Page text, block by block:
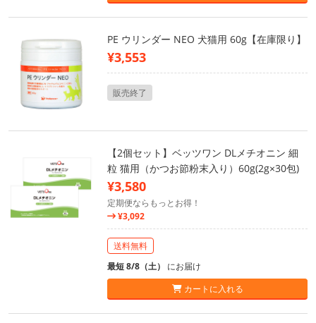
PE ウリンダー NEO 犬猫用 60g【在庫限り】
¥3,553
販売終了
【2個セット】ベッツワン DLメチオニン 細
粒 猫用（かつお節粉末入り）60g(2g×30包)
¥3,580
定期便ならもっとお得！
¥3,092
送料無料
最短 8/8（土） にお届け
カートに入れる